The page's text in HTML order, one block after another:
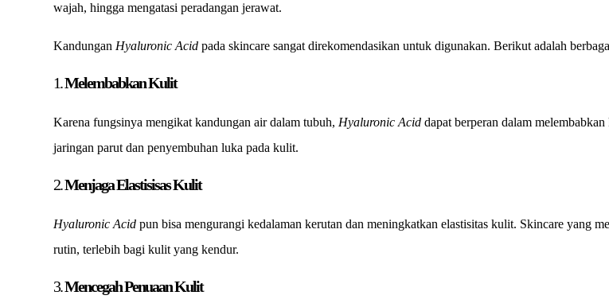
wajah, hingga mengatasi peradangan jerawat.
Kandungan Hyaluronic Acidpada skincare sangat direkomendasikan untuk digunakan. Berikut adalah
1.Melembabkan Kulit
Karena fungsinya mengikat kandungan air dalam tubuh, Hyaluronic Aciddapat berperan dalam
jaringan parut dan penyembuhan luka pada kulit.
2.Menjaga Elastisisas Kulit
Hyaluronic Acidpun bisa mengurangi kedalaman kerutan dan meningkatkan elastisitas kulit. Skincare yang
rutin, terlebih bagi kulit yang kendur.
3.Mencegah Penuaan Kulit